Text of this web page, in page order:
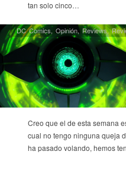
tan solo cinco…
DC Comics,Opinión, Reviews,
Creo que el de esta semana
cual no tengo ninguna queja
ha pasado volando, hemos